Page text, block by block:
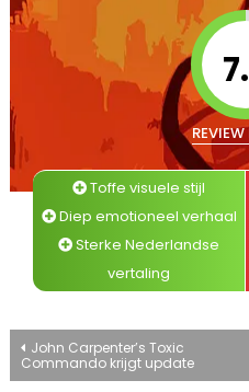
Toffe visuele stijl
Diep emotioneel verhaal
Sterke Nederlandse
vertaling
Bericht
John Carpenter’s Toxic
Commando krijgt update